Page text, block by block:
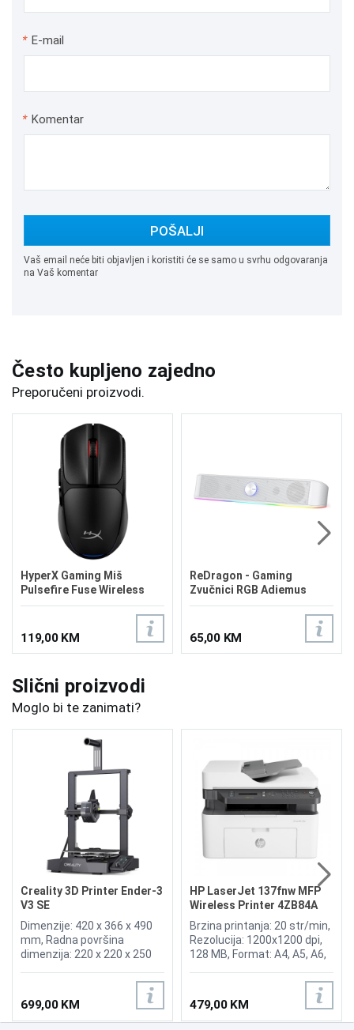
* E-mail
* Komentar
POŠALJI
Vaš email neće biti objavljen i koristiti će se samo u svrhu odgovaranja
na Vaš komentar
Često kupljeno zajedno
Preporučeni proizvodi.
HyperX Gaming Miš
Pulsefire Fuse Wireless
A1KY6AA
119,00 KM
ReDragon - Gaming
Zvučnici RGB Adiemus
GS560 White
65,00 KM
Slični proizvodi
Moglo bi te zanimati?
Creality 3D Printer Ender-3
V3 SE
Dimenzije: 420 x 366 x 490
mm, Radna površina
dimenzija: 220 x 220 x 250
Maksimalna brzina štampe:
rezanje: Creality Print, Cura,
Simplify3D, Temperatura
699,00 KM
HP LaserJet 137fnw MFP
Wireless Printer 4ZB84A
Brzina printanja: 20 str/min,
Rezolucija: 1200x1200 dpi,
128 MB, Format: A4, A5, A6,
Kopir, Fax, Povezivost: USB
2.0, Wi-Fi, Mjesečni ciklus: 10
000 str. Toner: 106A.
479,00 KM